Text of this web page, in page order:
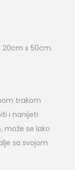
20cm x 50cm.
trakom
i nanijeti
može se lako
sa svojom